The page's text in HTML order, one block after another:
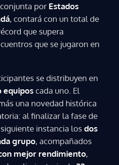
por Estados
, contará con un total de
que supera
que se jugaron en
se distribuyen en
equiposcada uno. El
una novedad histórica
al finalizar la fase de
instancia losdos
grupo, acompañados
mejor rendimiento,